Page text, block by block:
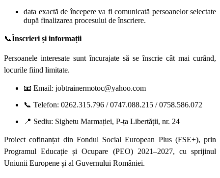
data exactă de începere va fi comunicată persoanelor selectate
după finalizarea procesului de înscriere.
📞Înscrieri și informații
Persoanele interesate sunt încurajate să se înscrie cât mai curând,
locurile fiind limitate.
📧 Email: jobtrainermotoc@yahoo.com
📞 Telefon: 0262.315.796 / 0747.088.215 / 0758.586.072
📍 Sediu: Sighetu Marmației, P-ța Libertății, nr. 24
Proiect cofinanțat din Fondul Social European Plus (FSE+), prin
Programul Educație și Ocupare (PEO) 2021–2027, cu sprijinul
Uniunii Europene și al Guvernului României.